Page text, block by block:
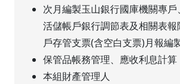
次月編製玉山銀行國庫機關專戶
活儲帳戶銀行調節表及相關表
戶存管支票(含空白支票)月報編
保管品帳務管理、應收利息計算
本組財產管理人